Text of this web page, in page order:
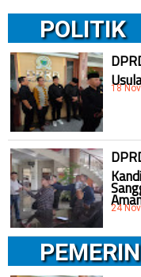
POLITIK
18
24